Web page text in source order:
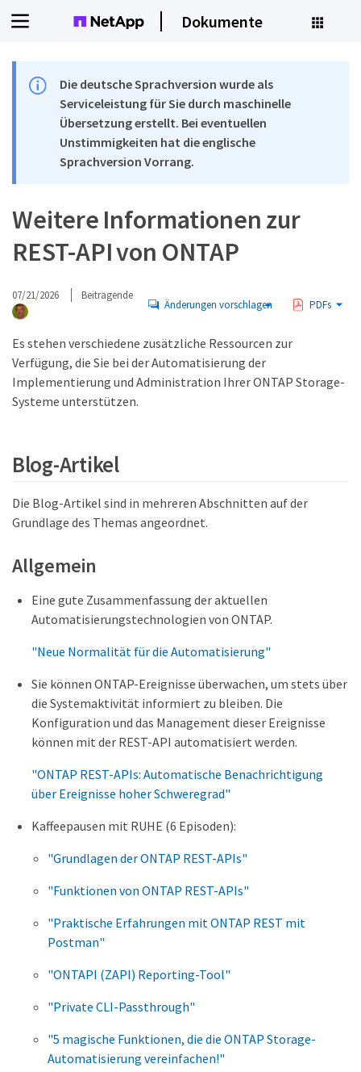
Dokumente
Die deutsche Sprachversion wurde als
Serviceleistung für Sie durch maschinelle
Übersetzung erstellt. Bei eventuellen
Unstimmigkeiten hat die englische
Sprachversion Vorrang.
Weitere Informationen zur
REST-API von ONTAP
07/21/2026 Beitragende
Änderungen vorschlagen PDFs
Es stehen verschiedene zusätzliche Ressourcen zur
Verfügung, die Sie bei der Automatisierung der
Implementierung und Administration Ihrer ONTAP Storage-
Systeme unterstützen.
Blog-Artikel
Die Blog-Artikel sind in mehreren Abschnitten auf der
Grundlage des Themas angeordnet.
Allgemein
Eine gute Zusammenfassung der aktuellen
Automatisierungstechnologien von ONTAP.
"Neue Normalität für die Automatisierung"
Sie können ONTAP-Ereignisse überwachen, um stets über
die Systemaktivität informiert zu bleiben. Die
Konfiguration und das Management dieser Ereignisse
können mit der REST-API automatisiert werden.
"ONTAP REST-APIs: Automatische Benachrichtigung
über Ereignisse hoher Schweregrad"
Kaffeepausen mit RUHE (6 Episoden):
"Grundlagen der ONTAP REST-APIs"
"Funktionen von ONTAP REST-APIs"
"Praktische Erfahrungen mit ONTAP REST mit
Postman"
"ONTAPI (ZAPI) Reporting-Tool"
"Private CLI-Passthrough"
"5 magische Funktionen, die die ONTAP Storage-
Automatisierung vereinfachen!"